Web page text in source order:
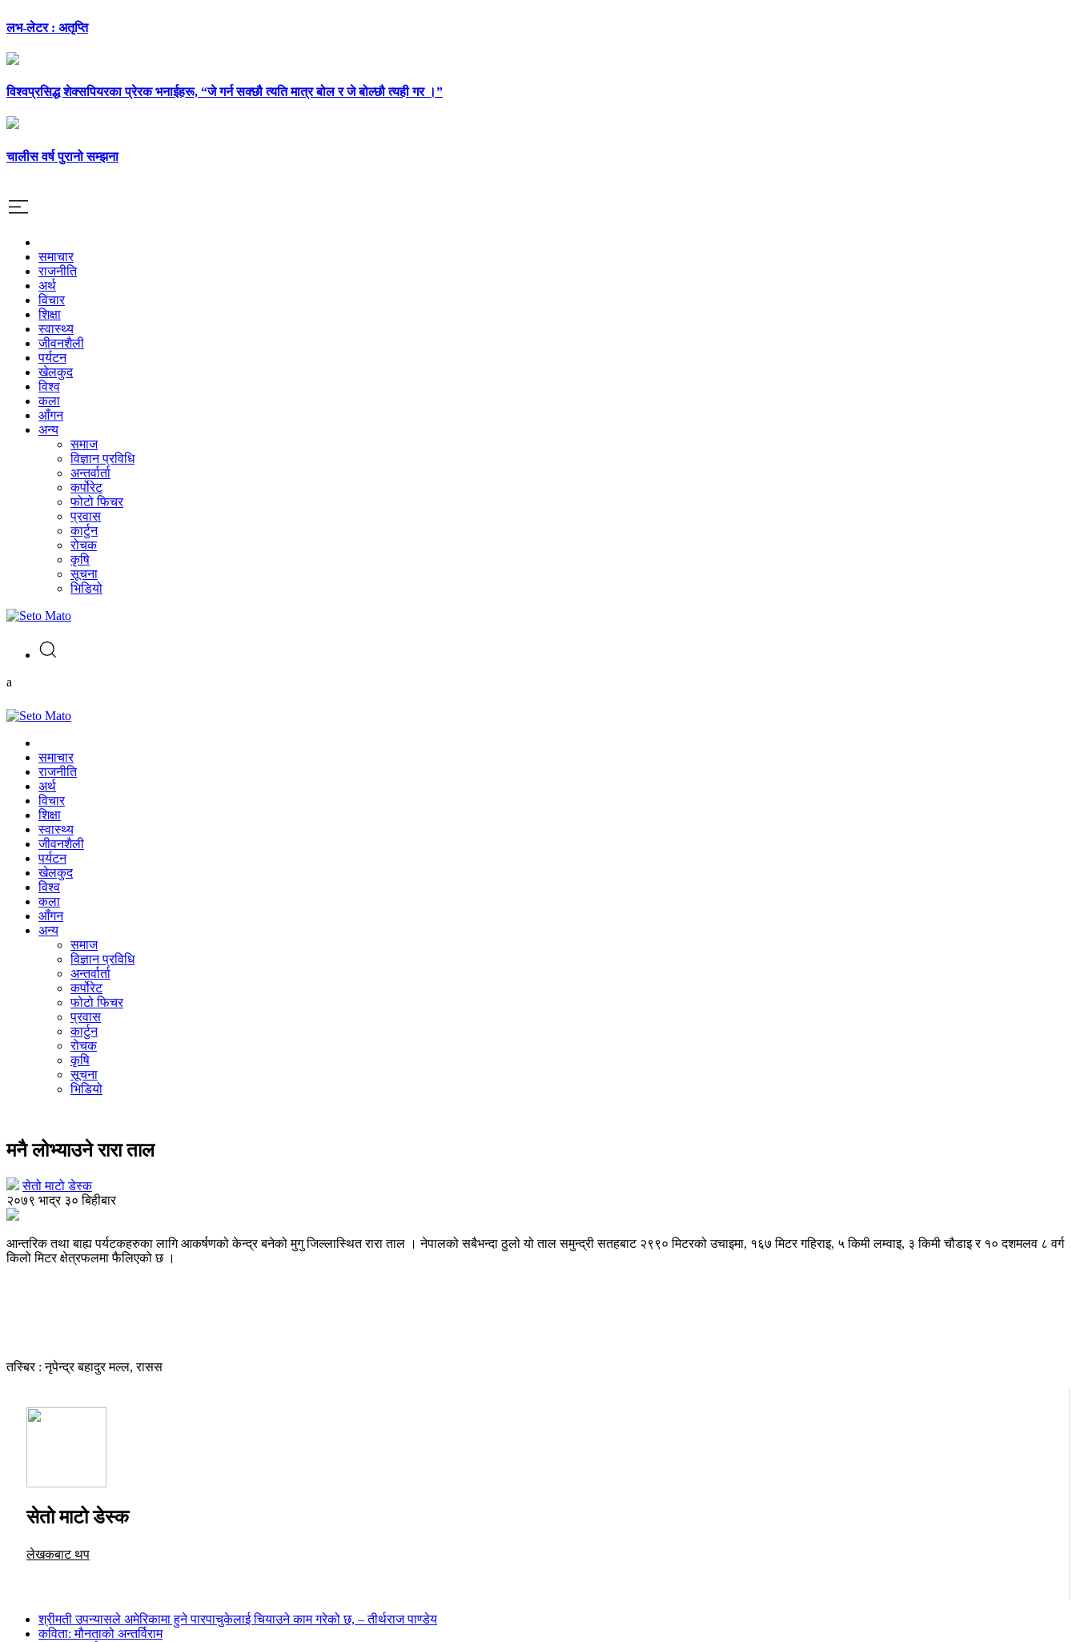
लभ-लेटर : अतृप्ति
विश्वप्रसिद्ध शेक्सपियरका प्रेरक भनाईहरू, “जे गर्न सक्छौ त्यति मात्र बोल र जे बोल्छौ त्यही गर ।”
चालीस वर्ष पुरानो सम्झना
समाचार
राजनीति
अर्थ
विचार
शिक्षा
स्वास्थ्य
जीवनशैली
पर्यटन
खेलकुद
विश्व
कला
आँगन
अन्य
समाज
विज्ञान प्रविधि
अन्तर्वार्ता
कर्पोरेट
फोटो फिचर
प्रवास
कार्टुन
रोचक
कृषि
सूचना
भिडियो
a
समाचार
राजनीति
अर्थ
विचार
शिक्षा
स्वास्थ्य
जीवनशैली
पर्यटन
खेलकुद
विश्व
कला
आँगन
अन्य
समाज
विज्ञान प्रविधि
अन्तर्वार्ता
कर्पोरेट
फोटो फिचर
प्रवास
कार्टुन
रोचक
कृषि
सूचना
भिडियो
मनै लोभ्याउने रारा ताल
सेतो माटो डेस्क
२०७९ भाद्र ३० बिहीबार
आन्तरिक तथा बाह्य पर्यटकहरुका लागि आकर्षणको केन्द्र बनेको मुगु जिल्लास्थित रारा ताल । नेपालको सबैभन्दा ठुलो यो ताल समुन्द्री सतहबाट २९९० मिटरको उचाइमा, १६७ मिटर गहिराइ, ५ किमी लम्वाइ, ३ किमी चौडाइ र १० दशमलव ८ वर्ग
किलो मिटर क्षेत्रफलमा फैलिएको छ ।
तस्बिर : नृपेन्द्र बहादुर मल्ल, रासस
सेतो माटो डेस्क
लेखकबाट थप
श्रीमती उपन्यासले अमेरिकामा हुने पारपाचुकेलाई चियाउने काम गरेको छ, – तीर्थराज पाण्डेय
कविता: मौनताको अन्तर्विराम